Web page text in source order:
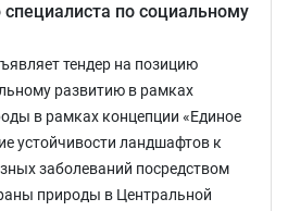
по социальному
тендер на позицию
развитию в рамках
в рамках концепции «Единое
устойчивости ландшафтов к
заболеваний посредством
природы в Центральной